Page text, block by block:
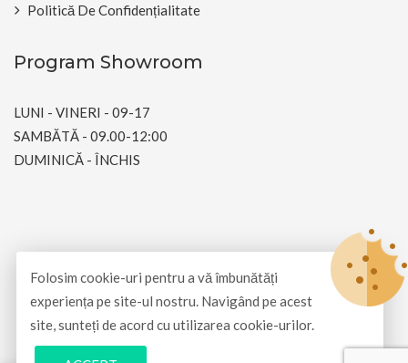
Politică De Confidențialitate
Program Showroom
LUNI - VINERI - 09-17
SAMBĂTĂ - 09.00-12:00
DUMINICĂ - ÎNCHIS
© Copyright 2026 Barton Motors Romania
All Rights
Reserved.
Dezvoltat și întreținut deSimpliArt Net
Folosim cookie-uri pentru a vă îmbunătăți
experiența pe site-ul nostru. Navigând pe acest
site, sunteți de acord cu utilizarea cookie-urilor.